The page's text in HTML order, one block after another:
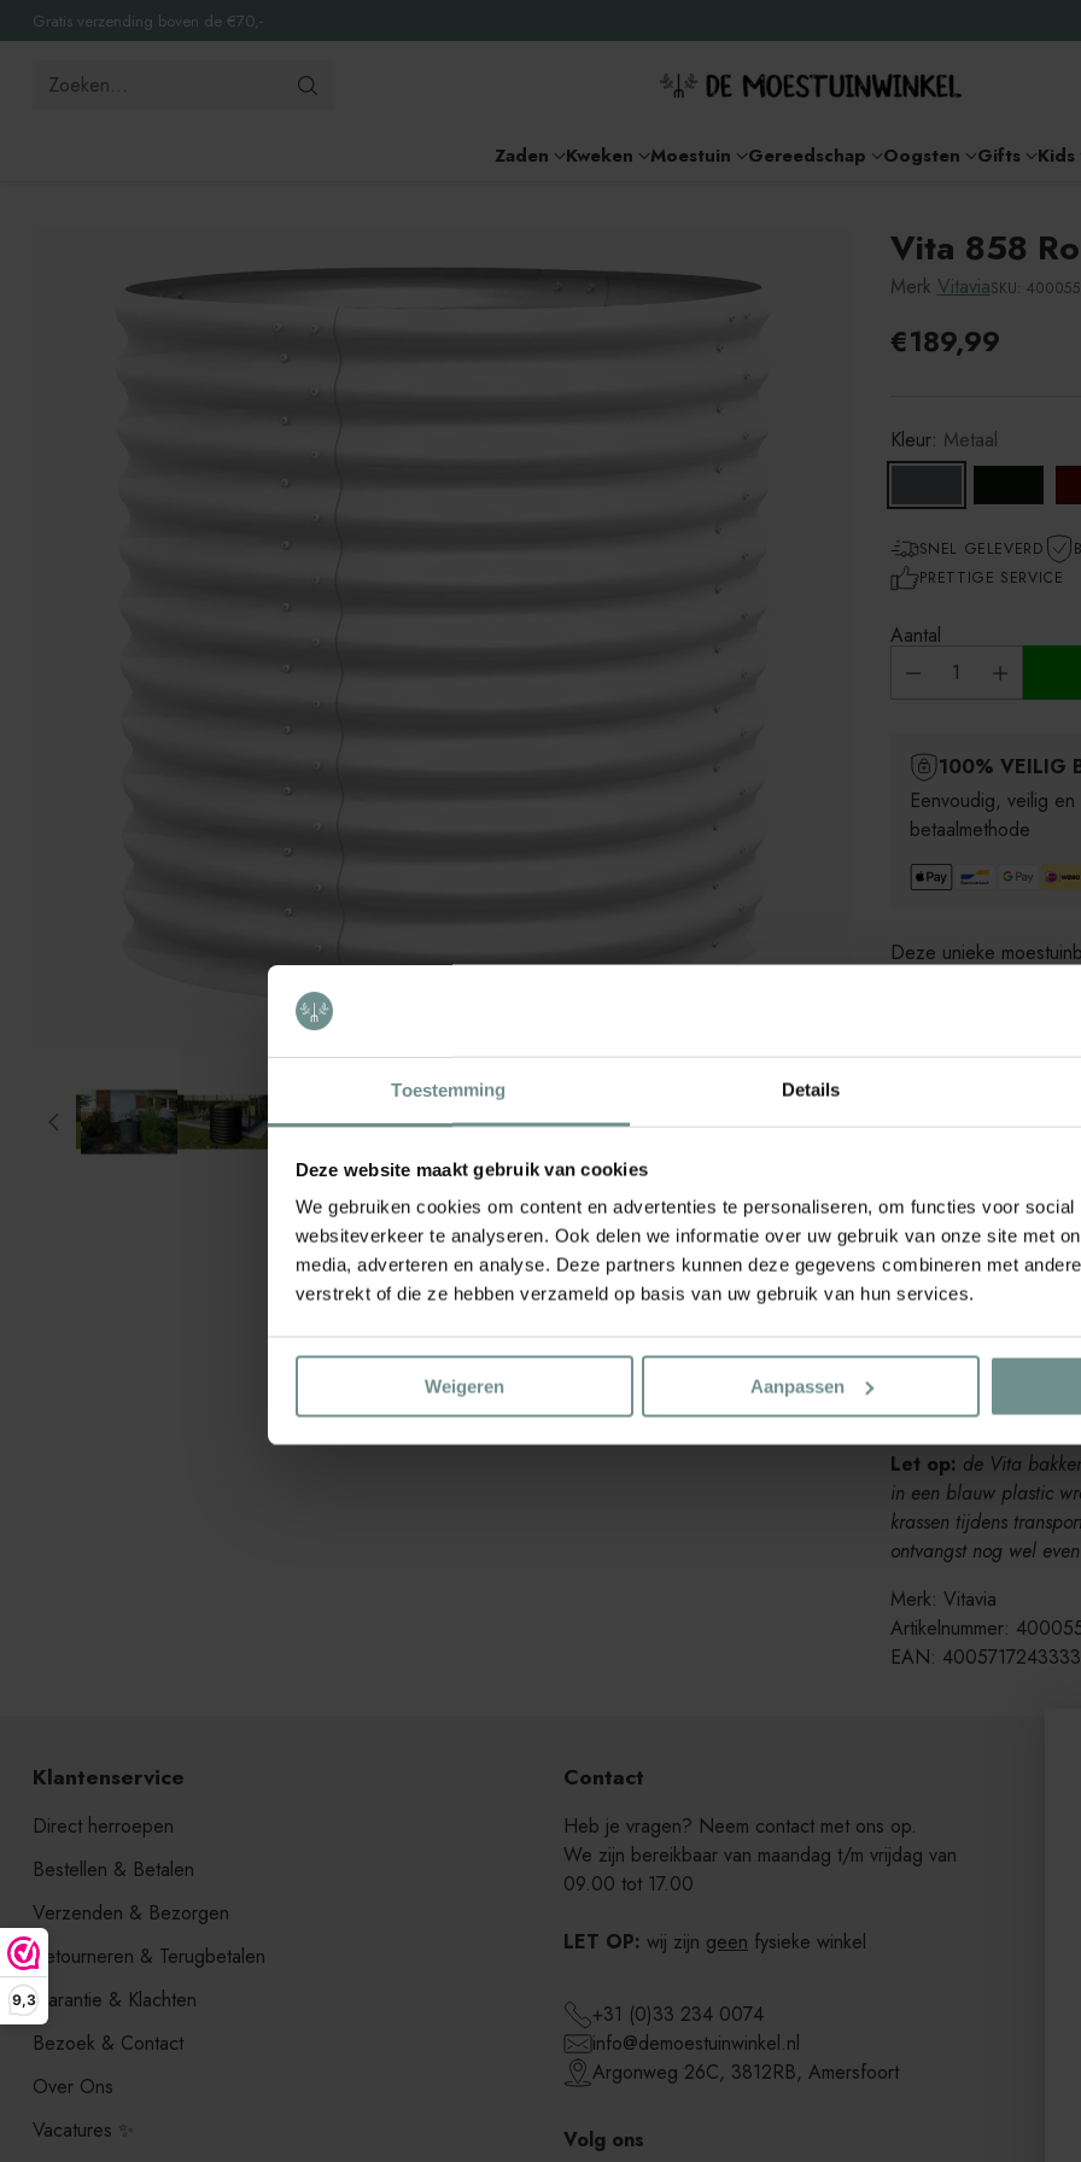
9,3
Toestemming Details
Deze website maakt gebruik van cookies
We gebruiken cookies om content en advertenties te personaliseren, om functies voor social
websiteverkeer te analyseren. Ook delen we informatie over uw gebruik van onze site met
media, adverteren en analyse. Deze partners kunnen deze gegevens combineren met
verstrekt of die ze hebben verzameld op basis van uw gebruik van hun services.
Weigeren Aanpassen
Gratis verzending boven de €70,-
Zoeken...
Zaden Kweken Moestuin Gereedschap Oogsten Gifts Kids
Vita 858
Merk VitaviaSKU:
Adviesprijs
€189,99
Kleur: Metaal
SNEL GELEVERD
PRETTIGE SERVICE
Aantal
100% VEILIG
Eenvoudig, veilig
betaalmethode
Deze unieke
uitstraling met een
zijn gemaakt van
aluminium. Dit
Met Vita
zoals jij wilt. De Vita
in 4 vormen (rond,
ook nog eens
De Vita 858 Rond
Inhoud 460 liter
Oppervlakte 0,67
Afmetingen: 82
Materiaal: 100%
Let op: de Vita
in een blauw plastic
krassen tijdens
ontvangst nog wel
Merk: Vitavia
Artikelnummer:
EAN: 4005717243333
Klantenservice
Direct herroepen
Bestellen & Betalen
Verzenden & Bezorgen
Retourneren & Terugbetalen
Garantie & Klachten
Bezoek & Contact
Over Ons
Vacatures ✨
Contact
Heb je vragen? Neem contact met ons op.
We zijn bereikbaar van maandag t/m vrijdag van
09.00 tot 17.00
LET OP: wij zijn geen fysieke winkel
+31 (0)33 234 0074
info@demoestuinwinkel.nl
Argonweg 26C, 3812RB, Amersfoort
Volg ons